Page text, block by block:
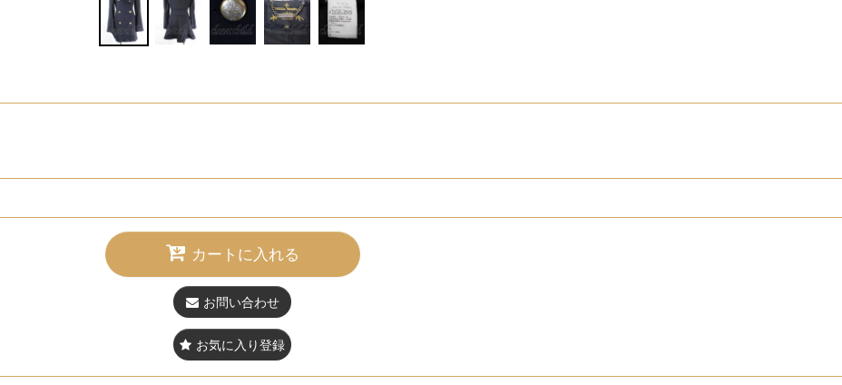
カートに入れる
お問い合わせ
お気に入り登録